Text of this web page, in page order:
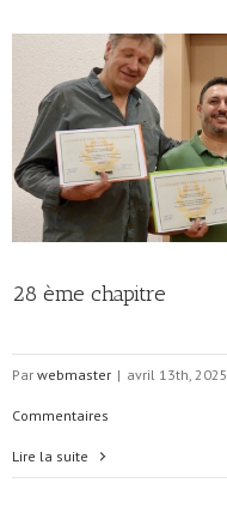
28 ème chapitre
Par webmaster | avril 13th, 2025
Commentaires
Lire la suite